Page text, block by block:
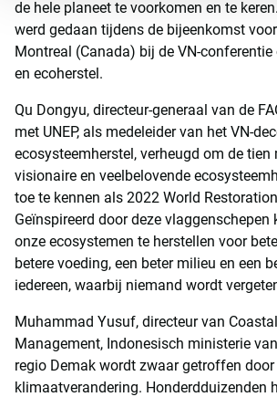
de hele planeet te voorkomen en te
werd gedaan tijdens de bijeenkomst
Montreal (Canada) bij de VN-
en ecoherstel.
Qu Dongyu, directeur-generaal van de
met UNEP, als medeleider van het VN-
ecosysteemherstel, verheugd om de tien
visionaire en veelbelovende
toe te kennen als 2022 World
Geïnspireerd door deze vlaggenschepen
onze ecosystemen te herstellen voor
betere voeding, een beter milieu en een
iedereen, waarbij niemand wordt
Muhammad Yusuf, directeur van
Management, Indonesisch ministerie
regio Demak wordt zwaar getroffen door
klimaatverandering. Honderdduizenden